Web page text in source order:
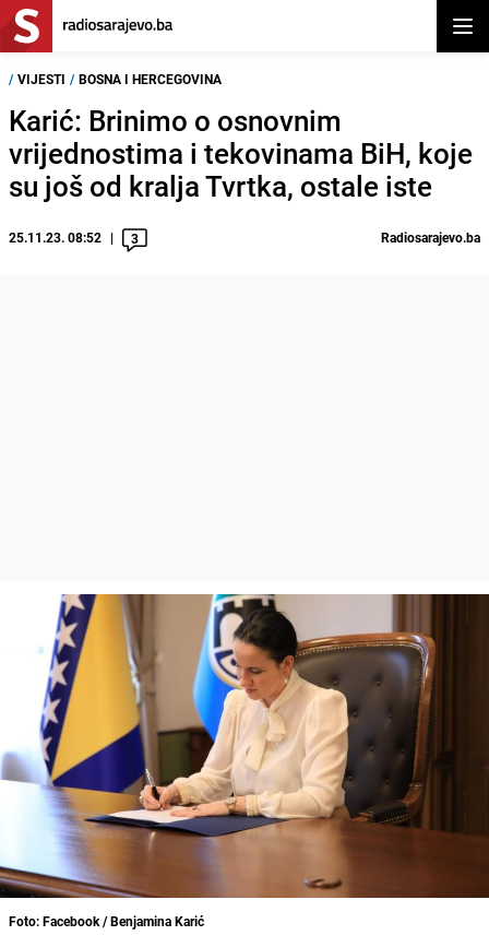
/ VIJESTI / BOSNA I HERCEGOVINA
Karić: Brinimo o osnovnim
vrijednostima i tekovinama BiH, koje
su još od kralja Tvrtka, ostale iste
25.11.23. 08:52 3 Radiosarajevo.ba
Foto: Facebook / Benjamina Karić